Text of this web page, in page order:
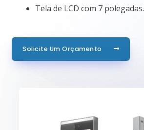
Tela de LCD com 7 polegadas.
Solicite Um Orçamento